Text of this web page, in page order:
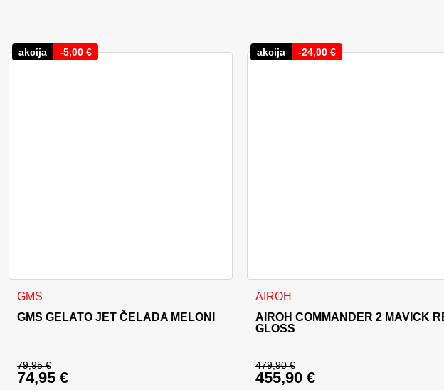
akcija -5,00 €
GMS
GMS GELATO JET ČELADA MELONI
79,95€
Izvirna cena je bila: 79,95 €.
74,95 €
Ta izdelek ima več različic. Možnosti lahko izberete na strani izdelka
akcija -24,00 €
AIROH
AIROH COMMANDER 2 MAVICK
GLOSS
479,90€
Izvirna cena je bila: 479,90
455,90 €
Ta izdelek ima več različic. Možnosti